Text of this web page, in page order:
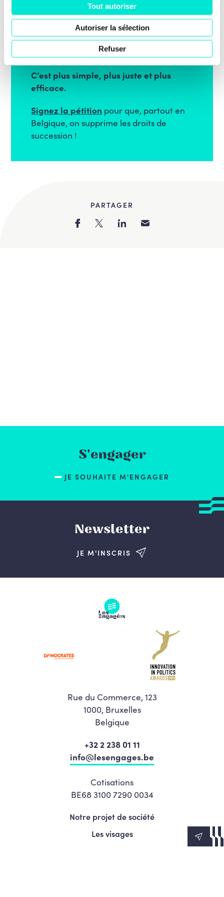
Tout autoriser
Autoriser la sélection
Refuser
Nous proposons aussiun abattement des
premiers 100.000€ transmis. Les 40% de
la population les moins riches ne devront
jamais payer de droit de transmission.
C’est plus simple, plus juste et plus
efficace.
Signez la pétition pour que, partout en
Belgique, on supprime les droits de
succession !
PARTAGER
S'engager
JE SOUHAITE M'ENGAGER
Newsletter
JE M'INSCRIS
Rue du Commerce, 123
1000, Bruxelles
Belgique
+32 2 238 01 11
info@lesengages.be
Cotisations
BE68 3100 7290 0034
Notre projet de société
Les visages